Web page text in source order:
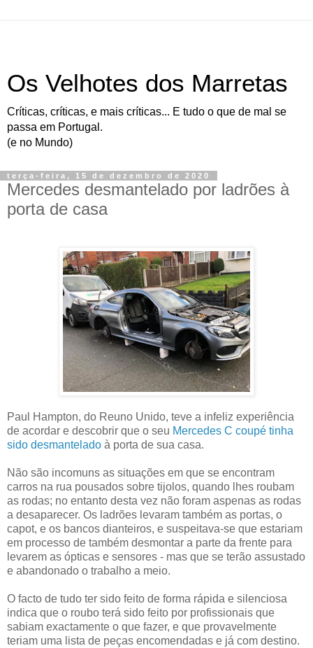
Os Velhotes dos Marretas
Críticas, críticas, e mais críticas... E tudo o que de mal se
passa em Portugal.
(e no Mundo)
terça-feira, 15 de dezembro de 2020
Mercedes desmantelado por ladrões à
porta de casa
Paul Hampton, do Reuno Unido, teve a infeliz experiência
de acordar e descobrir que o seu Mercedes C coupé tinha
sido desmantelado à porta de sua casa.
Não são incomuns as situações em que se encontram
carros na rua pousados sobre tijolos, quando lhes roubam
as rodas; no entanto desta vez não foram aspenas as rodas
a desaparecer. Os ladrões levaram também as portas, o
capot, e os bancos dianteiros, e suspeitava-se que estariam
em processo de também desmontar a parte da frente para
levarem as ópticas e sensores - mas que se terão assustado
e abandonado o trabalho a meio.
O facto de tudo ter sido feito de forma rápida e silenciosa
indica que o roubo terá sido feito por profissionais que
sabiam exactamente o que fazer, e que provavelmente
teriam uma lista de peças encomendadas e já com destino.